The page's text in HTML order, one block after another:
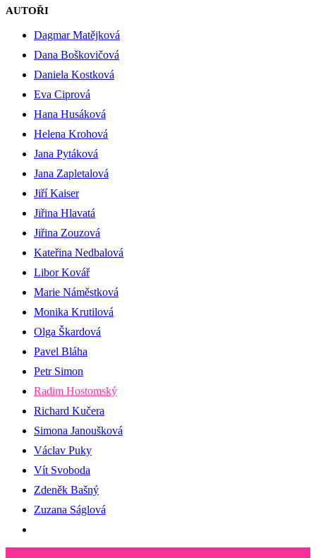
AUTOŘI
Dagmar Matějková
Dana Boškovičová
Daniela Kostková
Eva Ciprová
Hana Husáková
Helena Krohová
Jana Pytáková
Jana Zapletalová
Jiří Kaiser
Jiřina Hlavatá
Jiřina Zouzová
Kateřina Nedbalová
Libor Kovář
Marie Náměstková
Monika Krutilová
Olga Škardová
Pavel Bláha
Petr Simon
Radim Hostomský
Richard Kučera
Simona Janoušková
Václav Puky
Vít Svoboda
Zdeněk Bašný
Zuzana Ságlová